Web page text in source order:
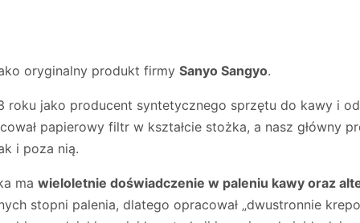
oryginalny produkt firmySanyo Sangyo.
roku jako producent syntetycznego sprzętu do kawy i
papierowy filtr w kształcie stożka, a nasz główny
i poza nią.
mawieloletnie doświadczenie w paleniu kawy oraz
stopni palenia, dlatego opracował „dwustronnie